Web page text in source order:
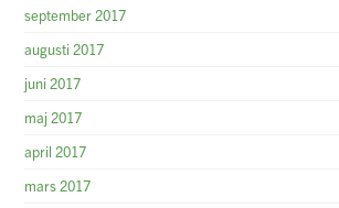
september 2017
augusti 2017
juni 2017
maj 2017
april 2017
mars 2017